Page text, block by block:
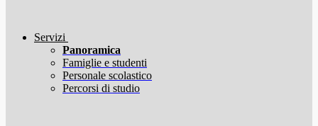
Servizi
Panoramica
Famiglie e studenti
Personale scolastico
Percorsi di studio